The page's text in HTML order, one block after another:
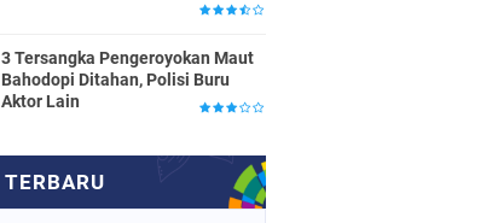
3 Tersangka Pengeroyokan Maut
Bahodopi Ditahan, Polisi Buru
Aktor Lain